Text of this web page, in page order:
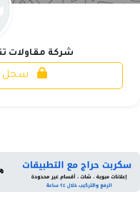
شركة مقاولات
سجل